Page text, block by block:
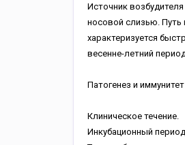
Источник
носовой слизью. Путь
характеризуется
весенне-летний
Патогенез и
Клиническое течение.
Инкубационный